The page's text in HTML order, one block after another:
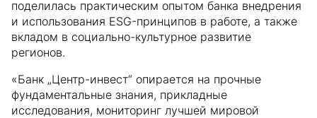
поделилась практическим опытом банка внедрения
и использования ESG-принципов в работе, а также
вкладом в социально-культурное развитие
регионов.
«Банк „Центр-инвест“ опирается на прочные
фундаментальные знания, прикладные
исследования, мониторинг лучшей мировой